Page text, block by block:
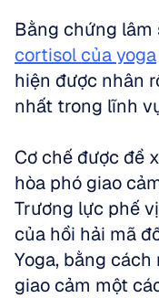
Bằng chứng lâm
cortisol của yoga
hiện được nhân
nhất trong lĩnh
Cơ chế được đề
hòa phó giao
Trương lực phế
của hồi hải mã
Yoga, bằng
giao cảm một